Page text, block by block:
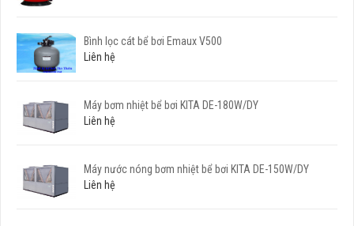
Bình lọc cát bể bơi Emaux V500
Liên hệ
Máy bơm nhiệt bể bơi KITA DE-180W/DY
Liên hệ
Máy nước nóng bơm nhiệt bể bơi KITA DE-150W/DY
Liên hệ